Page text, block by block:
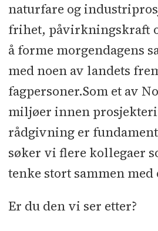
naturfare og
frihet, påvirkningskraft
å forme morgendagens
med noen av landets
fagpersoner.Som et av
miljøer innen
rådgivning er
søker vi flere kollegaer
tenke stort sammen med
Er du den vi ser etter?